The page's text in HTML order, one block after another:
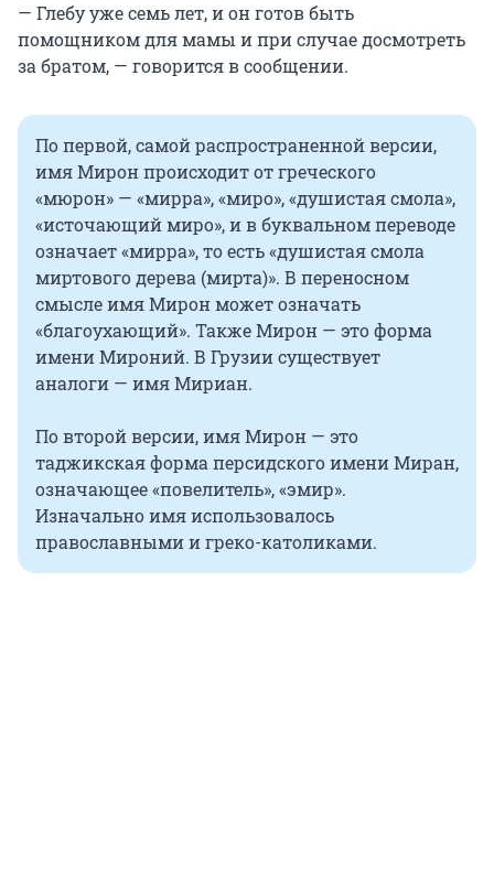
— Глебу уже семь лет, и он готов быть
помощником для мамы и при случае досмотреть
за братом, — говорится в сообщении.
По первой, самой распространенной версии,
имя Мирон происходит от греческого
«мюрон» — «мирра», «миро», «душистая смола»,
«источающий миро», и в буквальном переводе
означает «мирра», то есть «душистая смола
миртового дерева (мирта)». В переносном
смысле имя Мирон может означать
«благоухающий». Также Мирон — это форма
имени Мироний. В Грузии существует
аналоги — имя Мириан.
По второй версии, имя Мирон — это
таджикская форма персидского имени Миран,
означающее «повелитель», «эмир».
Изначально имя использовалось
православными и греко-католиками.